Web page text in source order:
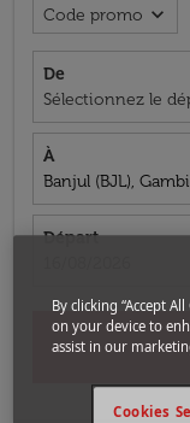
Code promo expand_more
De
Sélectionnez le
À
Banjul (BJL),
Départ
By clicking “Accept
on your device to
assist in our
Cookies